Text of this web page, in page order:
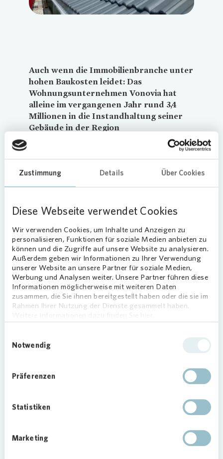
Zustimmung Details Über Cookies
Diese Webseite verwendet Cookies
Wir verwenden Cookies, um Inhalte und Anzeigen zu
personalisieren, Funktionen für soziale Medien anbieten zu
können und die Zugriffe auf unsere Website zu analysieren.
Außerdem geben wir Informationen zu Ihrer Verwendung
unserer Website an unsere Partner für soziale Medien,
Werbung und Analysen weiter. Unsere Partner führen diese
Informationen möglicherweise mit weiteren Daten
zusammen, die Sie ihnen bereitgestellt haben oder die sie im
Rahmen Ihrer Nutzung der Dienste gesammelt haben.
Notwendig
Präferenzen
Statistiken
Marketing
Auch wenn die Immobilienbranche unter
hohen Baukosten leidet: Das
Wohnungsunternehmen Vonovia hat
alleine im vergangenen Jahr rund 3,4
Millionen in die Instandhaltung seiner
Gebäude in der Region
Wiesbaden/Mittelrhein investiert. Dazu
gehört die Erneuerung von Dächern, der
Austausch von Fenstern oder ein
verbesserter Brandschutz.
unsere Gebäude fit für die nächsten Jahrzehnte",
Vonovia
Regionalleiterin Janine Marx.
„Zudem steigern wir mit gedämmten Dächern
und besser isolierten Fenstern die Lebensqualität
für unsere Mieterinnen und Mieter.“
Instandhaltung, Modernisierung und
Neubau
Mit dem Abschluss der Erneuerung von Dächern
das geplante
Investitionsvolumen ausgeschöpft.
wieder mehrere
Millionen in Gebäude in Wiesbaden, Bingen und
Insgesamt hat
Wohnungen.